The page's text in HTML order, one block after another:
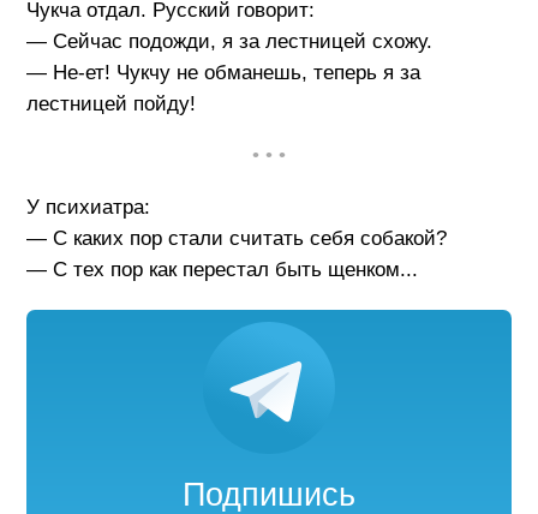
Чукча отдал. Русский говорит:
— Сейчас подожди, я за лестницей схожу.
— Не-ет! Чукчу не обманешь, теперь я за
лестницей пойду!
• • •
У психиатра:
— С каких пор стали считать себя собакой?
— С тех пор как перестал быть щенком...
Подпишись